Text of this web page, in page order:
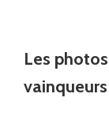
Les
vainqueurs